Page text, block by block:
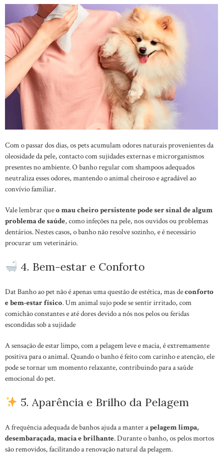
Com o passar dos dias, os pets acumulam odores naturais provenientes da
oleosidade da pele, contacto com sujidades externas e microrganismos
presentes no ambiente. O banho regular com shampoos adequados
neutraliza esses odores, mantendo o animal cheiroso e agradável ao
convívio familiar.
Vale lembrar queo mau cheiro persistente pode ser sinal de algum
problema de saúde, como infeções na pele, nos ouvidos ou problemas
dentários. Nestes casos, o banho não resolve sozinho, e é necessário
procurar um veterinário.
4. Bem-estar e Conforto
Dat Banho ao pet não é apenas uma questão de estética, mas deconforto
e bem-estar físico. Um animal sujo pode se sentir irritado, com
comichão constantes e até dores devido a nós nos pelos ou feridas
escondidas sob a sujidade
A sensação de estar limpo, com a pelagem leve e macia, é extremamente
positiva para o animal. Quando o banho é feito com carinho e atenção, ele
pode se tornar um momento relaxante, contribuindo para a saúde
emocional do pet.
5. Aparência e Brilho da Pelagem
A frequência adequada de banhos ajuda a manter apelagem limpa,
desembaraçada, macia e brilhante. Durante o banho, os pelos mortos
são removidos, facilitando a renovação natural da pelagem.